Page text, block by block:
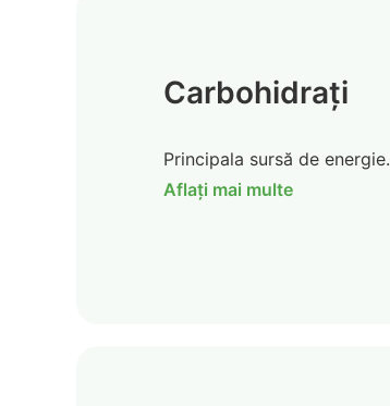
Carbohidrați
Principala sursă de energie.
Aflați mai multe